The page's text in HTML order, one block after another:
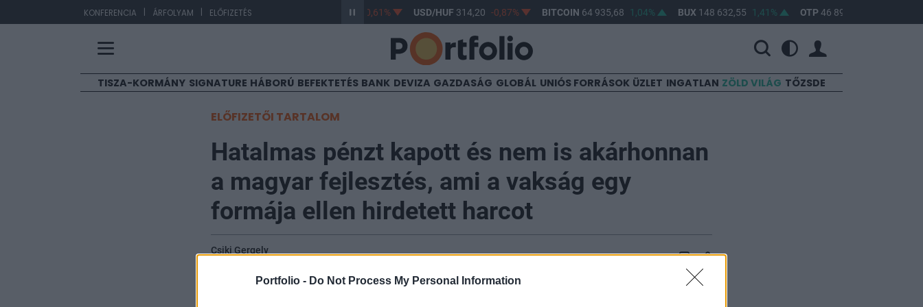
Portfolio - Do Not Process My Personal Information
KONFERENCIA | ÁRFOLYAM | ELŐFIZETÉS 363,17 -0,61% USD/HUF314,20 -0,87% BITCOIN64 935,68 1,04% BUX148 632,55 1,41% OTP 46 890
TISZA-KORMÁNY SIGNATURE HÁBORÚ BEFEKTETÉS BANK DEVIZA GAZDASÁG GLOBÁL UNIÓS FORRÁSOK ÜZLET INGATLAN ZÖLD VILÁG TŐZSDE
ELŐFIZETŐI TARTALOM
Hatalmas pénzt kapott és nem is akárhonnan
a magyar fejlesztés, ami a vakság egy
formája ellen hirdetett harcot
Csiki Gergely